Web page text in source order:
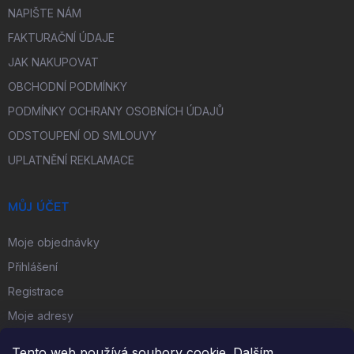
NAPIŠTE NÁM
FAKTURAČNÍ ÚDAJE
JAK NAKUPOVAT
OBCHODNÍ PODMÍNKY
PODMÍNKY OCHRANY OSOBNÍCH ÚDAJŮ
ODSTOUPENÍ OD SMLOUVY
UPLATNĚNÍ REKLAMACE
MŮJ ÚČET
Moje objednávky
Přihlášení
Registrace
Moje adresy